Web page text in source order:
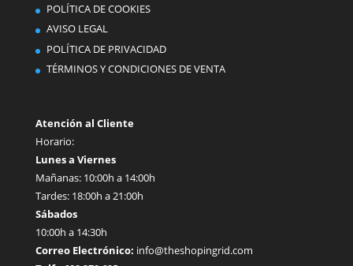
página
POLÍTICA DE COOKIES
AVISO LEGAL
POLÍTICA DE PRIVACIDAD
TÉRMINOS Y CONDICIONES DE VENTA
Atención al Cliente
Horario:
Lunes a Viernes
Mañanas: 10:00h a 14:00h
Tardes: 18:00h a 21:00h
Sábados
10:00h a 14:30h
Correo Electrónico: info@theshopingrid.com